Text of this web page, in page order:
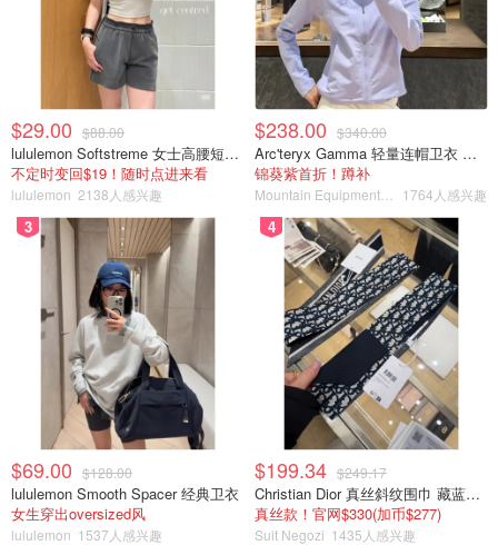
$29.00 $88.00
lululemon Softstreme 女士高腰短裤 10cm
不定时变回$19！随时点进来看
lululemon 2138人感兴趣
$238.00 $340.00
Arc'teryx Gamma 轻量连帽卫衣 女款
锦葵紫首折！蹲补
1764人感兴趣
3
$69.00 $128.00
lululemon Smooth Spacer 经典卫衣
女生穿出oversized风
lululemon 1537人感兴趣
4
$199.34 $249.17
Christian Dior 真丝斜纹围巾 藏蓝米色
真丝款！官网$330(加币$277)
Suit Negozi 1435人感兴趣